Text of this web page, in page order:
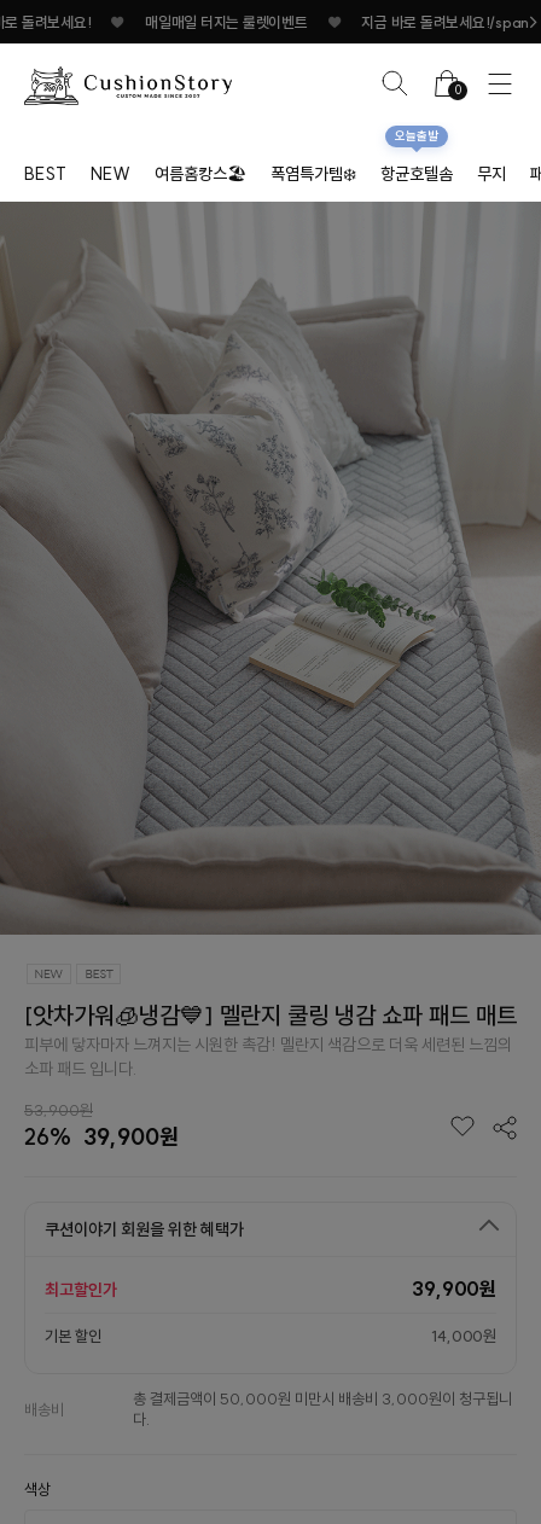
룰렛이벤트 ♥ 지금 바로 돌려보세요! ♥ 매일매일 터지는 룰렛이벤트 ♥
0
BEST NEW 여름홈캉스🏖 폭염특가템❄️ 항균호텔솜
오늘출발
무지
[앗차가워🧊냉감💙] 멜란지 쿨링 냉감 쇼파 패드 매트
피부에 닿자마자 느껴지는 시원한 촉감! 멜란지 색감으로 더욱 세련된 느낌의
소파 패드 입니다.
53,900원
26% 39,900원
쿠션이야기 회원을 위한 혜택가
최고할인가 39,900원
기본 할인 14,000원
배송비
총 결제금액이 50,000원 미만시 배송비 3,000원이 청구됩니
다.
색상